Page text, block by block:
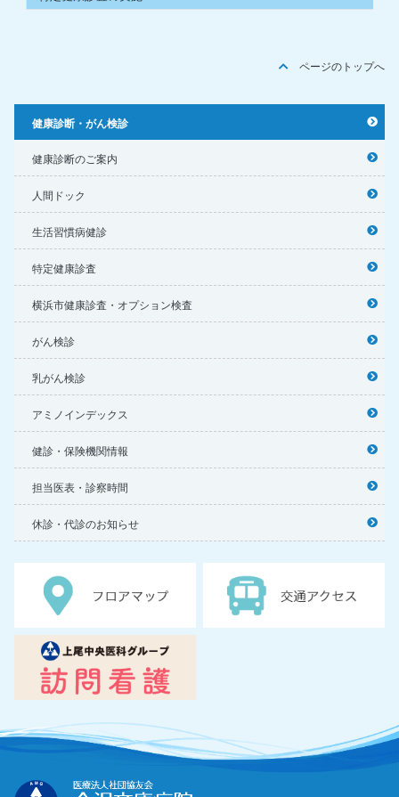
ページのトップへ
健康診断・がん検診
健康診断のご案内
人間ドック
生活習慣病健診
特定健康診査
横浜市健康診査・オプション検査
がん検診
乳がん検診
アミノインデックス
健診・保険機関情報
担当医表・診察時間
休診・代診のお知らせ